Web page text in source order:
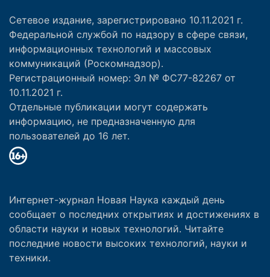
Сетевое издание, зарегистрировано 10.11.2021 г.
Федеральной службой по надзору в сфере связи,
информационных технологий и массовых
коммуникаций (Роскомнадзор).
Регистрационный номер: Эл № ФС77-82267 от
10.11.2021 г.
Отдельные публикации могут содержать
информацию, не предназначенную для
пользователей до 16 лет.
Интернет-журнал Новая Наука каждый день
сообщает о последних открытиях и достижениях в
области науки и новых технологий. Читайте
последние новости высоких технологий, науки и
техники.